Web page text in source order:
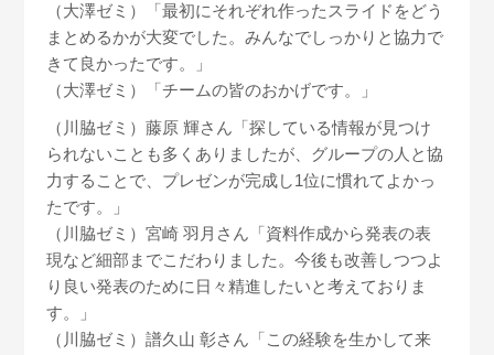
（大澤ゼミ）「最初にそれぞれ作ったスライドをどう
まとめるかが大変でした。みんなでしっかりと協力で
きて良かったです。」
（大澤ゼミ）「チームの皆のおかげです。」
（川脇ゼミ）藤原 輝さん「探している情報が見つけ
られないことも多くありましたが、グループの人と協
力することで、プレゼンが完成し1位に慣れてよかっ
たです。」
（川脇ゼミ）宮崎 羽月さん「資料作成から発表の表
現など細部までこだわりました。今後も改善しつつよ
り良い発表のために日々精進したいと考えておりま
す。」
（川脇ゼミ）譜久山 彰さん「この経験を生かして来